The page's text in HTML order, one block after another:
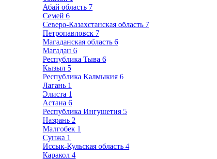
Абай область 7
Семей 6
Северо-Казахстанская область 7
Петропавловск 7
Магаданская область 6
Магадан 6
Республика Тыва 6
Кызыл 5
Республика Калмыкия 6
Лагань 1
Элиста 1
Астана 6
Республика Ингушетия 5
Назрань 2
Малгобек 1
Сунжа 1
Иссык-Кульская область 4
Каракол 4